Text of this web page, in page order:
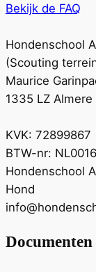
Bekijk de FAQ
Hondenschool
(Scouting
Maurice
1335 LZ Almere
KVK: 72899867
BTW-nr:
Hondenschool
Hond
Documenten